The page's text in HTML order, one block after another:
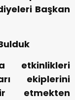
Başkan
etkinlikleri
ekiplerini
etmekten